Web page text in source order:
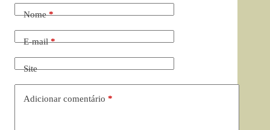
Nome*
E-mail*
Site
Adicionar comentário *